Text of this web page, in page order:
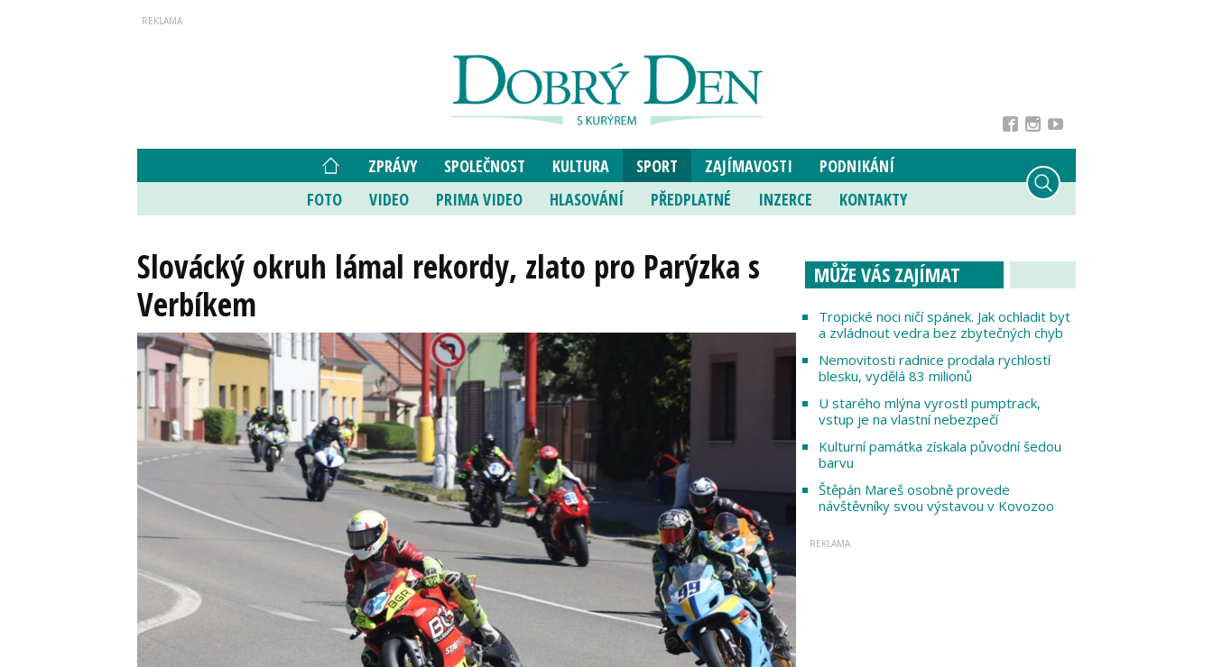
ZPRÁVY SPOLEČNOST KULTURA SPORT ZAJÍMAVOSTI
PODNIKÁNÍ
FOTO
VIDEO PRIMA VIDEO HLASOVÁNÍ PŘEDPLATNÉ INZERCE KONTAKTY
Slovácký okruh lámal rekordy, zlato pro Parýzka s
Verbíkem
MŮŽE VÁS ZAJÍMAT
Tropické noci ničí spánek. Jak ochladit byt
a zvládnout vedra bez zbytečných chyb
Nemovitosti radnice prodala rychlostí
blesku, vydělá 83 milionů
U starého mlýna vyrostl pumptrack,
vstup je na vlastní nebezpečí
Kulturní památka získala původní šedou
barvu
Štěpán Mareš osobně provede
návštěvníky svou výstavou v Kovozoo